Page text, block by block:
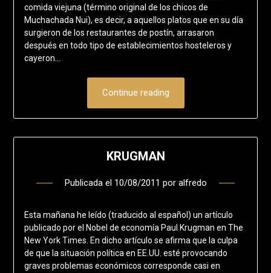
comida viejuna (término original de los chicos de
Muchachada Nui), es decir, a aquellos platos que en su día
surgieron de los restaurantes de postín, arrasaron
después en todo tipo de establecimientos hosteleros y
cayeron…
Continue reading
KRUGMAN
Publicada el 10/08/2011 por alfredo
Esta mañana he leído (traducido al español) un artículo
publicado por el Nobel de economía Paul Krugman en The
New York Times. En dicho artículo se afirma que la culpa
de que la situación política en EE.UU. esté provocando
graves problemas económicos corresponde casi en